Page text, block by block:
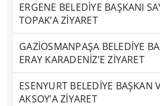
ERGENE BELEDİYE BAŞKANI
TOPAK’A ZİYARET
GAZİOSMANPAŞA BELEDİYE
ERAY KARADENİZ’E ZİYARET
ESENYURT BELEDİYE BAŞKAN
AKSOY’A ZİYARET